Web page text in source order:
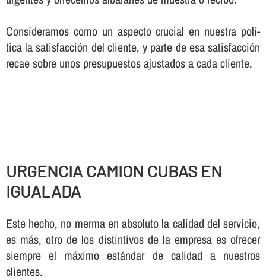
Consideramos como un aspecto crucial en nuestra polí­
tica la satisfacción del cliente, y parte de esa satisfacción
recae sobre unos presupuestos ajustados a cada cliente.
URGENCIA CAMION CUBAS EN
IGUALADA
Este hecho, no merma en absoluto la calidad del servicio,
es más, otro de los distintivos de la empresa es ofrecer
siempre el máximo estándar de calidad a nuestros
clientes.